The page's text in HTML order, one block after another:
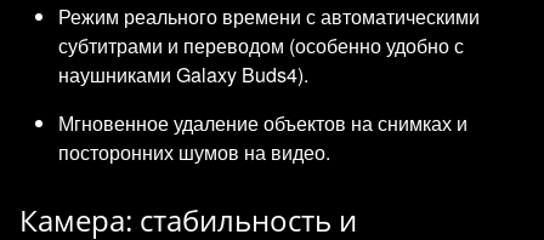
Режим реального времени с автоматическими
субтитрами и переводом (особенно удобно с
наушниками Galaxy Buds4).
Мгновенное удаление объектов на снимках и
посторонних шумов на видео.
Камера: стабильность и